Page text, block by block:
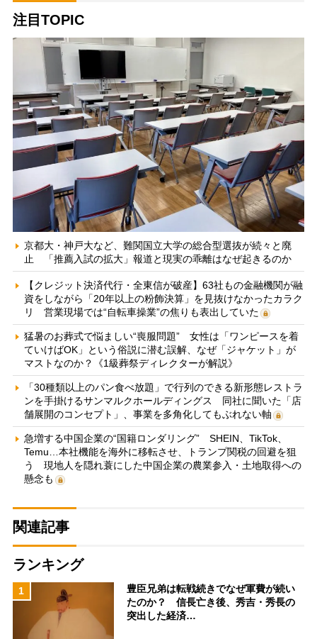
注目TOPIC
京都大・神戸大など、難関国立大学の総合型選抜が続々と廃
止 「推薦入試の拡大」報道と現実の乖離はなぜ起きるのか
【クレジット決済代行・全東信が破産】63社もの金融機関が融
資をしながら「20年以上の粉飾決算」を見抜けなかったカラク
リ 営業現場では“自転車操業”の焦りも表出していた
猛暑のお葬式で悩ましい“喪服問題” 女性は「ワンピースを着
ていけばOK」という俗説に潜む誤解、なぜ「ジャケット」が
マストなのか？《1級葬祭ディレクターが解説》
「30種類以上のパン食べ放題」で行列のできる新形態レストラ
ンを手掛けるサンマルクホールディングス 同社に聞いた「店
舗展開のコンセプト」、事業を多角化してもぶれない軸
急増する中国企業の“国籍ロンダリング” SHEIN、TikTok、
Temu…本社機能を海外に移転させ、トランプ関税の回避を狙
う 現地人を隠れ蓑にした中国企業の農業参入・土地取得への
懸念も
関連記事
ランキング
1
豊臣兄弟は転戦続きでなぜ軍費が続い
たのか？ 信長亡き後、秀吉・秀長の
突出した経済…